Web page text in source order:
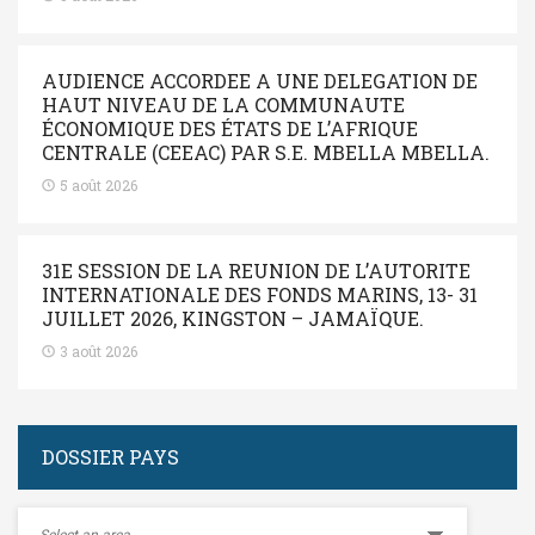
AUDIENCE ACCORDEE A UNE DELEGATION DE
HAUT NIVEAU DE LA COMMUNAUTE
ÉCONOMIQUE DES ÉTATS DE L’AFRIQUE
CENTRALE (CEEAC) PAR S.E. MBELLA MBELLA.
5 août 2026
31E SESSION DE LA REUNION DE L’AUTORITE
INTERNATIONALE DES FONDS MARINS, 13- 31
JUILLET 2026, KINGSTON – JAMAÏQUE.
3 août 2026
DOSSIER PAYS